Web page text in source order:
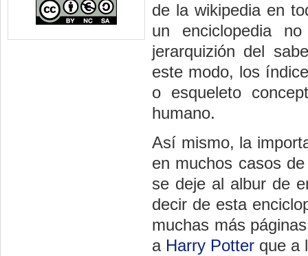
de la wikipedia en
un enciclopedia
jerarquizión del
este modo, los
o esqueleto
humano.
Así mismo, la
en muchos casos
se deje al albur de
decir de esta
muchas más
a Harry Potter que a